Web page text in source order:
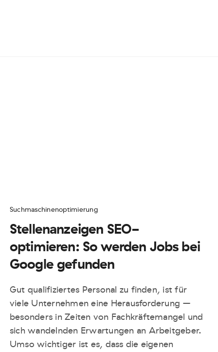
Suchmaschinenoptimierung
Stellenanzeigen SEO-
optimieren: So werden Jobs bei
Google gefunden
Gut qualifiziertes Personal zu finden, ist für
viele Unternehmen eine Herausforderung –
besonders in Zeiten von Fachkräftemangel und
sich wandelnden Erwartungen an Arbeitgeber.
Umso wichtiger ist es, dass die eigenen